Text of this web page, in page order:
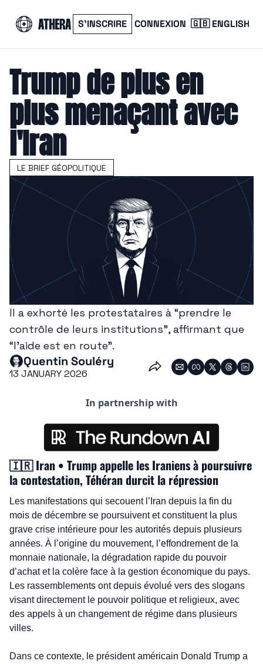
S’INSCRIRE CONNEXION 🇬🇧 ENGLISH
Trump de plus en
plus menaçant avec
l'Iran
LE BRIEF GÉOPOLITIQUE
Il a exhorté les protestataires à “prendre le
contrôle de leurs institutions”, affirmant que
“l’aide est en route”.
Quentin Souléry
13 JANUARY 2026
In partnership with
🇮🇷 Iran • Trump appelle les Iraniens à poursuivre
la contestation, Téhéran durcit la répression
Les manifestations qui secouent l’Iran depuis la fin du
mois de décembre se poursuivent et constituent la plus
grave crise intérieure pour les autorités depuis plusieurs
années. À l’origine du mouvement, l’effondrement de la
monnaie nationale, la dégradation rapide du pouvoir
d’achat et la colère face à la gestion économique du pays.
Les rassemblements ont depuis évolué vers des slogans
visant directement le pouvoir politique et religieux, avec
des appels à un changement de régime dans plusieurs
villes.
Dans ce contexte, le président américain Donald Trump a